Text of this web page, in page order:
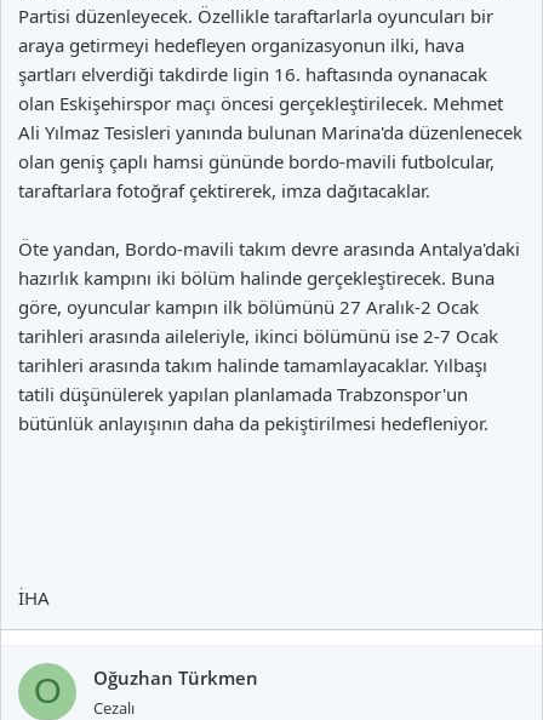
Partisi düzenleyecek. Özellikle taraftarlarla oyuncuları bir
araya getirmeyi hedefleyen organizasyonun ilki, hava
şartları elverdiği takdirde ligin 16. haftasında oynanacak
olan Eskişehirspor maçı öncesi gerçekleştirilecek. Mehmet
Ali Yılmaz Tesisleri yanında bulunan Marina'da düzenlenecek
olan geniş çaplı hamsi gününde bordo-mavili futbolcular,
taraftarlara fotoğraf çektirerek, imza dağıtacaklar.
Öte yandan, Bordo-mavili takım devre arasında Antalya'daki
hazırlık kampını iki bölüm halinde gerçekleştirecek. Buna
göre, oyuncular kampın ilk bölümünü 27 Aralık-2 Ocak
tarihleri arasında aileleriyle, ikinci bölümünü ise 2-7 Ocak
tarihleri arasında takım halinde tamamlayacaklar. Yılbaşı
tatili düşünülerek yapılan planlamada Trabzonspor'un
bütünlük anlayışının daha da pekiştirilmesi hedefleniyor.
İHA
O Oğuzhan Türkmen
Cezalı